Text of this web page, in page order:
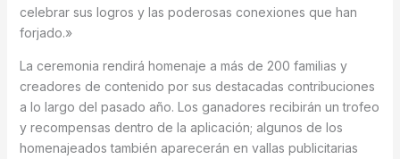
celebrar sus logros y las poderosas conexiones que han
forjado.»
La ceremonia rendirá homenaje a más de 200 familias y
creadores de contenido por sus destacadas contribuciones
a lo largo del pasado año. Los ganadores recibirán un trofeo
y recompensas dentro de la aplicación; algunos de los
homenajeados también aparecerán en vallas publicitarias